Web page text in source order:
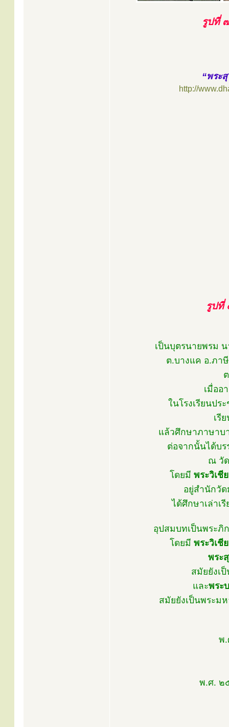
รูปที่
“พระ
http://
รูปที่
เป็นบุตรนายพรม
ต.บางแค อ.ภา
เมื่ออ
ในโรงเรียนป
เรี
แล้วศึกษาภาษาบ
ต่อจากนั้นได้บ
ณ วั
โดยมี พระวิเชี
อยู่สำนักวั
ได้ศึกษาเล่าเ
อุปสมบทเป็นพระ
โดยมี พระวิเชี
พระ
สมัยยังเ
และพระ
สมัยยังเป็นพระม
พ.
พ.ศ. ๒